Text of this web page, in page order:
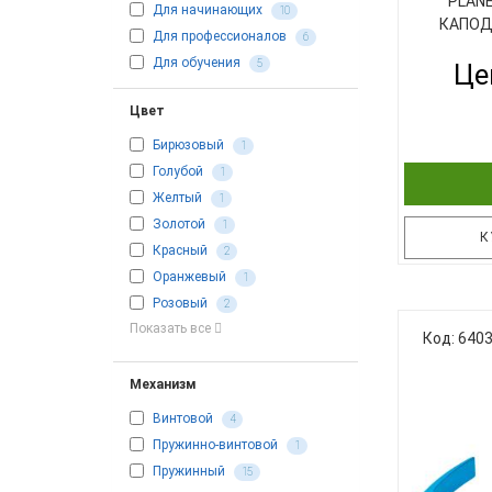
Для начинающих 10
Для профессионалов 6
Для обучения 5
Цвет
Бирюзовый 1
Голубой 1
Желтый 1
Золотой 1
Красный 2
Оранжевый 1
Розовый 2
Показать все
Механизм
Винтовой 4
Пружинно-винтовой 1
Пружинный 15
банджо/
банджо
NS
струн
Код: